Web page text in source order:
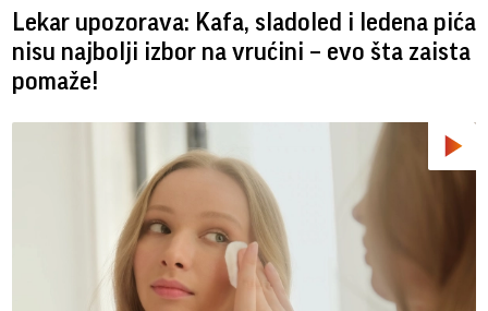
Lekar upozorava: Kafa, sladoled i ledena pića
nisu najbolji izbor na vrućini – evo šta zaista
pomaže!